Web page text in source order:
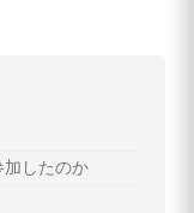
加したのか